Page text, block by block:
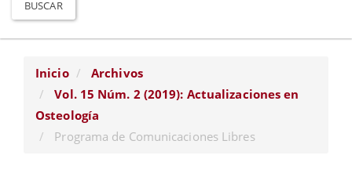
BUSCAR
Inicio
Archivos
Vol. 15 Núm. 2 (2019): Actualizaciones en
Osteología
Programa de Comunicaciones Libres